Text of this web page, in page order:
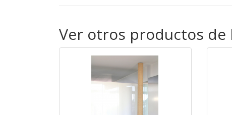
Ver otros productos de